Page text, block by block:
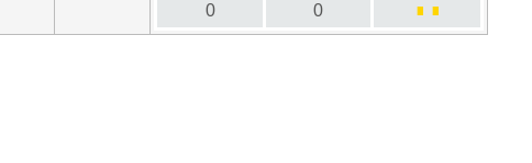
0 0 ■ ■